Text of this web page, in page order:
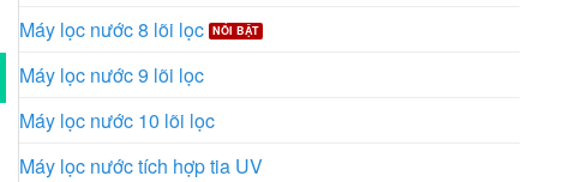
Máy lọc nước 8 lõi lọc
Máy lọc nước 9 lõi lọc
Máy lọc nước 10 lõi lọc
Máy lọc nước tích hợp tia UV